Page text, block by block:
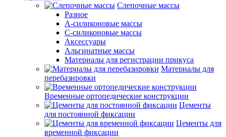
Слепочные массы
Разное
А-силиконовые массы
С-силиконовые массы
Аксессуары
Альгинатные массы
Материалы для регистрации прикуса
Материалы для
перебазировки
Временные ортопедические конструкции
Цементы
для постоянной фиксации
Цементы для
временной фиксации